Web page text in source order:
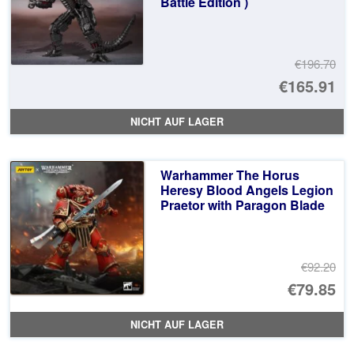
€196.70
€165.91
NICHT AUF LAGER
Warhammer The Horus
Heresy Blood Angels Legion
Praetor with Paragon Blade
€92.20
€79.85
NICHT AUF LAGER